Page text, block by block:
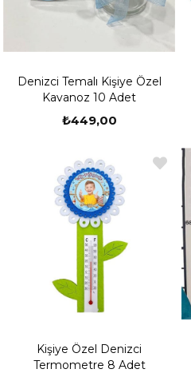
Denizci Temalı Kişiye Özel
Kavanoz 10 Adet
₺449,00
Kişiye Özel Denizci
Termometre 8 Adet